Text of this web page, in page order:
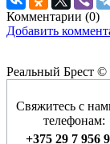
Комментарии (0)
Добавить
Реальный Брест ©
Свяжитесь с
телефонам:
+375 29 7 956